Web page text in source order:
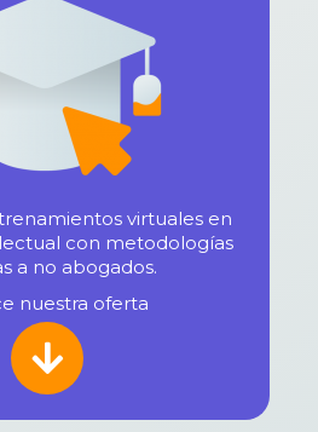
virtuales en
con metodologías
a no abogados.
nuestra oferta